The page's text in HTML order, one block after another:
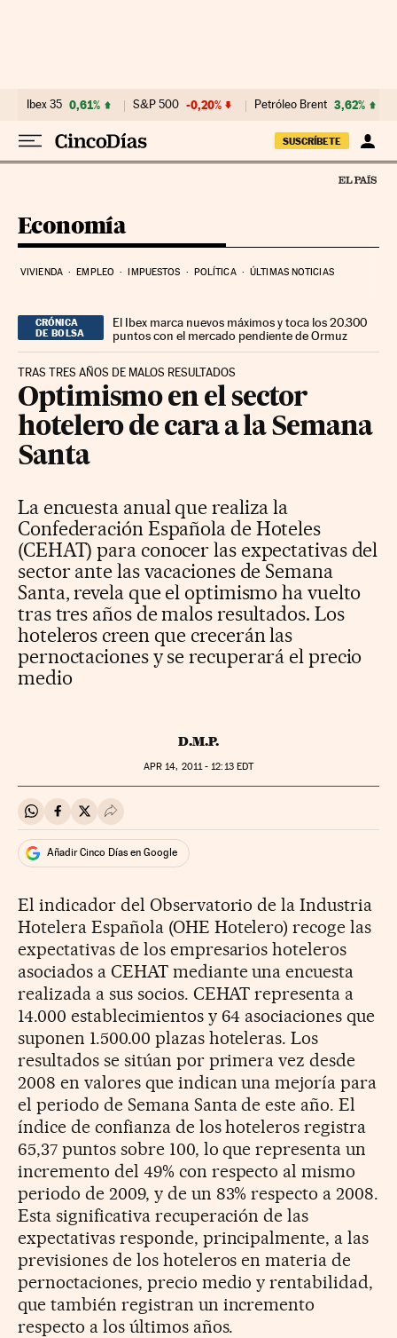
Ibex 35 0,61% S&P 500 -0,20% Petróleo Brent 3,62%
SUSCRÍBETE
Economía
VIVIENDA EMPLEO IMPUESTOS POLÍTICA ÚLTIMAS NOTICIAS
CRÓNICA
DE BOLSA
El Ibex marca nuevos máximos y toca los 20.300
puntos con el mercado pendiente de Ormuz
TRAS TRES AÑOS DE MALOS RESULTADOS
Optimismo en el sector
hotelero de cara a la Semana
Santa
La encuesta anual que realiza la
Confederación Española de Hoteles
(CEHAT) para conocer las expectativas del
sector ante las vacaciones de Semana
Santa, revela que el optimismo ha vuelto
tras tres años de malos resultados. Los
hoteleros creen que crecerán las
pernoctaciones y se recuperará el precio
medio
D.M.P.
APR 14, 2011 - 12:13EDT
Compartir en Whatsapp
Compartir en Facebook
Compartir en Twitter
Desplegar Redes Sociales
Añadir Cinco Días en Google
El indicador del Observatorio de la Industria
Hotelera Española (OHE Hotelero) recoge las
expectativas de los empresarios hoteleros
asociados a CEHAT mediante una encuesta
realizada a sus socios. CEHAT representa a
14.000 establecimientos y 64 asociaciones que
suponen 1.500.00 plazas hoteleras. Los
resultados se sitúan por primera vez desde
2008 en valores que indican una mejoría para
el periodo de Semana Santa de este año. El
índice de confianza de los hoteleros registra
65,37 puntos sobre 100, lo que representa un
incremento del 49% con respecto al mismo
periodo de 2009, y de un 83% respecto a 2008.
Esta significativa recuperación de las
expectativas responde, principalmente, a las
previsiones de los hoteleros en materia de
pernoctaciones, precio medio y rentabilidad,
que también registran un incremento
respecto a los últimos años.